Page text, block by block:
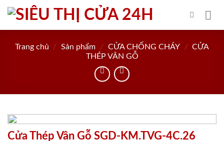
Skip
content
Trang chủ / Sản phẩm / CỬA CHỐNG CHÁY / CỬA
THÉP VÂN GỖ
Cửa Thép Vân Gỗ SGD-KM.TVG-4C.26